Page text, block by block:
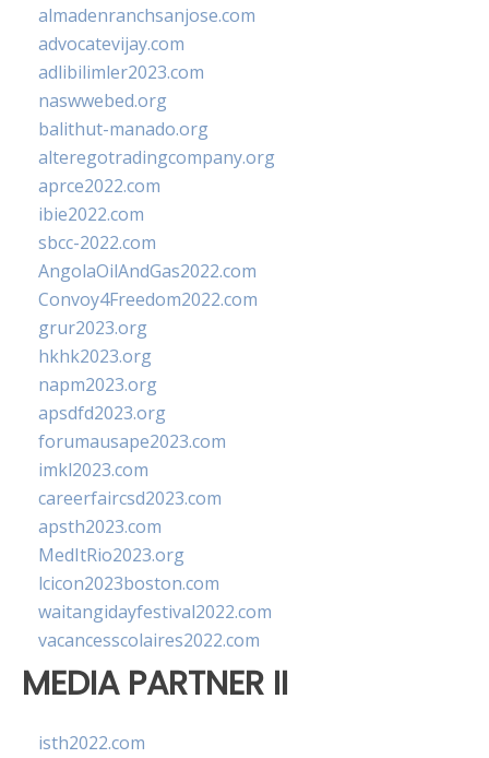
almadenranchsanjose.com
advocatevijay.com
adlibilimler2023.com
naswwebed.org
balithut-manado.org
alteregotradingcompany.org
aprce2022.com
ibie2022.com
sbcc-2022.com
AngolaOilAndGas2022.com
Convoy4Freedom2022.com
grur2023.org
hkhk2023.org
napm2023.org
apsdfd2023.org
forumausape2023.com
imkl2023.com
careerfaircsd2023.com
apsth2023.com
MedItRio2023.org
lcicon2023boston.com
waitangidayfestival2022.com
vacancesscolaires2022.com
MEDIA PARTNER II
isth2022.com